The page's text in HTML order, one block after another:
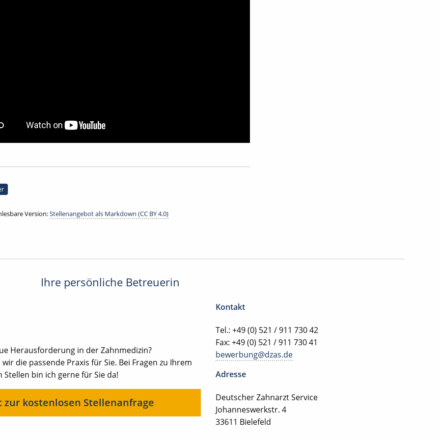
Version:Stellenangebot als Markdown (CC BY 4.0)
Ihre persönliche Betreuerin
Herausforderung in der Zahnmedizin?
die passende Praxis für Sie. Bei Fragen zu Ihrem
bin ich gerne für Sie da!
zur kostenlosen Stellenanfrage
Kontakt
Tel.: +49 (0) 521 / 911 730 42
Fax: +49 (0) 521 / 911 730 41
bewerbung@dzas.de
Adresse
Deutscher Zahnarzt Service
Johanneswerkstr. 4
33611 Bielefeld